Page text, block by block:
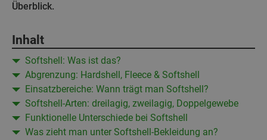
Überblick.
Inhalt
Softshell: Was ist das?
Abgrenzung: Hardshell, Fleece & Softshell
Einsatzbereiche: Wann trägt man Softshell?
Softshell-Arten: dreilagig, zweilagig, Doppelgewebe
Funktionelle Unterschiede bei Softshell
Was zieht man unter Softshell-Bekleidung an?